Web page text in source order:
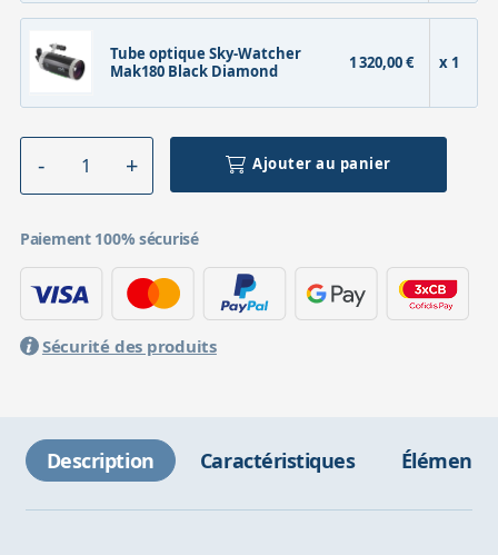
Tube optique Sky-Watcher
Mak180 Black Diamond
1 320,00 € x 1
Ajouter au panier
Paiement 100% sécurisé
Sécurité des produits
Description Caractéristiques Éléments